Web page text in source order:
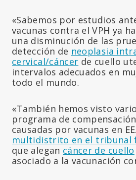
«Sabemos por estudios
vacunas contra el VPH ya
una disminución de las
detección de neoplasia
cervical/cáncer de cuello
intervalos adecuados en
todo el mundo.
«También hemos visto
programa de
causadas por vacunas en
multidistrito en el tribunal
que alegan cáncer de cuello
asociado a la vacunación